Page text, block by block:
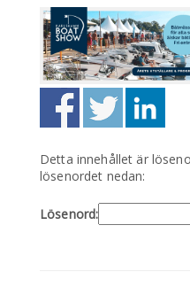
Detta innehållet är
lösenordet nedan:
Lösenord: